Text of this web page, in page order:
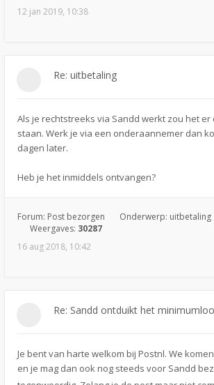
12 jan 2019, 10:38
Re: uitbetaling
Als je rechtstreeks via Sandd werkt zou het er
staan. Werk je via een onderaannemer dan
dagen later.
Heb je het inmiddels ontvangen?
Forum: Post bezorgen Onderwerp: uitbetaling
Weergaves: 30287
16 aug 2018, 10:42
Re: Sandd ontduikt het
Je bent van harte welkom bij Postnl. We
en je mag dan ook nog steeds voor Sandd